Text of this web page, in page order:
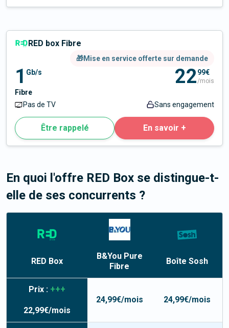
RED box Fibre
🎁Mise en service offerte sur demande
1 Gb/s
Fibre
Pas de TV
2299€
/mois
Sans engagement
Être rappelé En savoir +
En quoi l'offre RED Box se distingue-t-
elle de ses concurrents ?
RED Box
B&You Pure
Fibre
Boîte Sosh
Prix : +++
22,99€/mois
24,99€/mois 24,99€/mois